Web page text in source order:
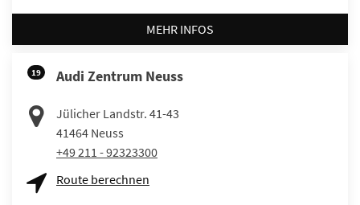
MEHR INFOS
19 Audi Zentrum Neuss
Jülicher Landstr. 41-43
41464 Neuss
+49 211 - 92323300
Route berechnen